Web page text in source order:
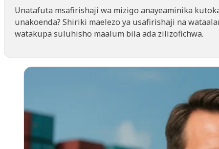
Unatafuta msafirishaji wa mizigo anayeaminika
unakoenda? Shiriki maelezo ya usafirishaji na
watakupa suluhisho maalum bila ada zilizofichwa.